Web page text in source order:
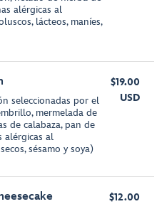
alérgicas al
lácteos, maníes,
seleccionadas por el
mermelada de
de calabaza, pan de
alérgicas al
sésamo y soya)
$19.00
USD
$12.00